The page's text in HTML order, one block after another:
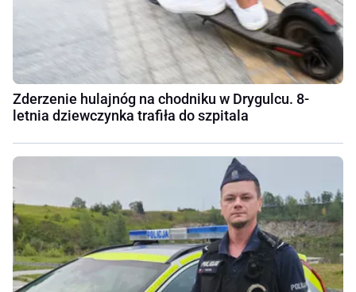
Zderzenie hulajnóg na chodniku w Drygulcu. 8-
letnia dziewczynka trafiła do szpitala